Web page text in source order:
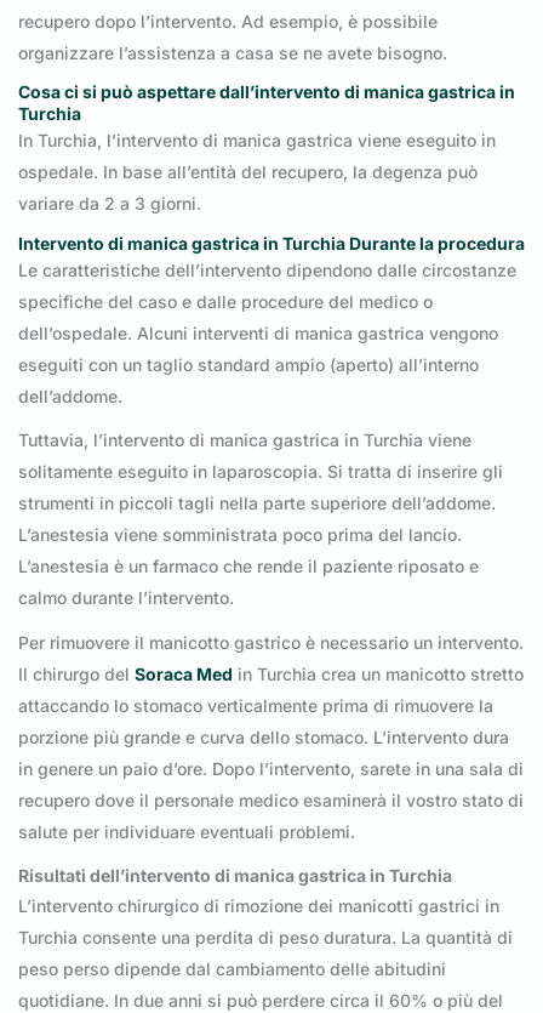
recupero dopo l’intervento. Ad esempio, è possibile
organizzare l’assistenza a casa se ne avete bisogno.
Cosa ci si può aspettare dall’intervento di manica gastrica in
Turchia
In Turchia, l’intervento di manica gastrica viene eseguito in
ospedale. In base all’entità del recupero, la degenza può
variare da 2 a 3 giorni.
Intervento di manica gastrica in Turchia Durante la procedura
Le caratteristiche dell’intervento dipendono dalle circostanze
specifiche del caso e dalle procedure del medico o
dell’ospedale. Alcuni interventi di manica gastrica vengono
eseguiti con un taglio standard ampio (aperto) all’interno
dell’addome.
Tuttavia, l’intervento di manica gastrica in Turchia viene
solitamente eseguito in laparoscopia. Si tratta di inserire gli
strumenti in piccoli tagli nella parte superiore dell’addome.
L’anestesia viene somministrata poco prima del lancio.
L’anestesia è un farmaco che rende il paziente riposato e
calmo durante l’intervento.
Per rimuovere il manicotto gastrico è necessario un intervento.
Il chirurgo del Soraca Med in Turchia crea un manicotto stretto
attaccando lo stomaco verticalmente prima di rimuovere la
porzione più grande e curva dello stomaco. L’intervento dura
in genere un paio d’ore. Dopo l’intervento, sarete in una sala di
recupero dove il personale medico esaminerà il vostro stato di
salute per individuare eventuali problemi.
Risultati dell’intervento di manica gastrica in Turchia
L’intervento chirurgico di rimozione dei manicotti gastrici in
Turchia consente una perdita di peso duratura. La quantità di
peso perso dipende dal cambiamento delle abitudini
quotidiane. In due anni si può perdere circa il 60% o più del